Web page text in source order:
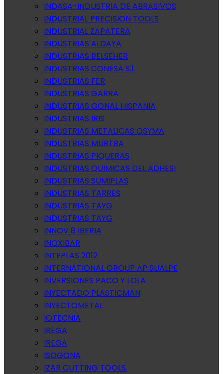
INDASA-INDUSTRIA DE ABRASIVOS
INDUSTRIAL PRECISION TOOLS
INDUSTRIAL ZAPATERA
INDUSTRIAS ALDAYA
INDUSTRIAS BELSEHER
INDUSTRIAS CONESA S.l.
INDUSTRIAS FER
INDUSTRIAS GARRA
INDUSTRIAS GONAL HISPANIA
INDUSTRIAS IRIS
INDUSTRIAS METALICAS OSYMA
INDUSTRIAS MURTRA
INDUSTRIAS PIQUERAS
INDUSTRIAS QUIMICAS DEL ADHESI
INDUSTRIAS SUMIPLAS
INDUSTRIAS TARRES
INDUSTRIAS TAYG
INDUSTRIAS TAYG
INNOV 8 IBERIA
INOXIBAR
INTEPLAS 2012
INTERNATIONAL GROUP AP SUALPE
INVERSIONES PACO Y LOLA
INYECTADO PLASTICMAN
INYECTOMETAL
IOTECNIA
IREGA
IREGA
ISOGONA
IZAR CUTTING TOOLS.